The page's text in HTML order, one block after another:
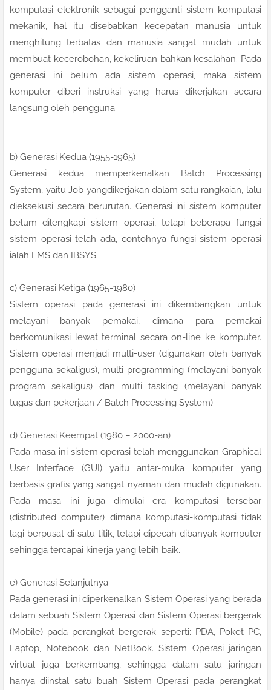
komputasi elektronik sebagai pengganti sistem komputasi
mekanik, hal itu disebabkan kecepatan manusia untuk
menghitung terbatas dan manusia sangat mudah untuk
membuat kecerobohan, kekeliruan bahkan kesalahan. Pada
generasi ini belum ada sistem operasi, maka sistem
komputer diberi instruksi yang harus dikerjakan secara
langsung oleh pengguna.
b) Generasi Kedua (1955-1965)
Generasi kedua memperkenalkan Batch Processing
System, yaitu Job yangdikerjakan dalam satu rangkaian, lalu
dieksekusi secara berurutan. Generasi ini sistem komputer
belum dilengkapi sistem operasi, tetapi beberapa fungsi
sistem operasi telah ada, contohnya fungsi sistem operasi
ialah FMS dan IBSYS
c) Generasi Ketiga (1965-1980)
Sistem operasi pada generasi ini dikembangkan untuk
melayani banyak pemakai, dimana para pemakai
berkomunikasi lewat terminal secara on-line ke komputer.
Sistem operasi menjadi multi-user (digunakan oleh banyak
pengguna sekaligus), multi-programming (melayani banyak
program sekaligus) dan multi tasking (melayani banyak
tugas dan pekerjaan / Batch Processing System)
d) Generasi Keempat (1980 – 2000-an)
Pada masa ini sistem operasi telah menggunakan Graphical
User Interface (GUI) yaitu antar-muka komputer yang
berbasis grafis yang sangat nyaman dan mudah digunakan.
Pada masa ini juga dimulai era komputasi tersebar
(distributed computer) dimana komputasi-komputasi tidak
lagi berpusat di satu titik, tetapi dipecah dibanyak komputer
sehingga tercapai kinerja yang lebih baik.
e) Generasi Selanjutnya
Pada generasi ini diperkenalkan Sistem Operasi yang berada
dalam sebuah Sistem Operasi dan Sistem Operasi bergerak
(Mobile) pada perangkat bergerak seperti: PDA, Poket PC,
Laptop, Notebook dan NetBook. Sistem Operasi jaringan
virtual juga berkembang, sehingga dalam satu jaringan
hanya diinstal satu buah Sistem Operasi pada perangkat